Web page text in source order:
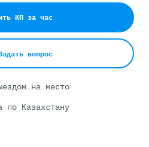
КП за час
вопрос
на место
по Казахстану